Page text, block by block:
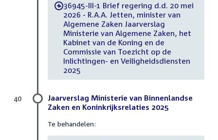
-36945-III-1 Brief regering d.d. 20 mei
2026 - R.A.A. Jetten, minister van
Algemene Zaken Jaarverslag
Ministerie van Algemene Zaken, het
Kabinet van de Koning en de
Commissie van Toezicht op de
Inlichtingen- en Veiligheidsdiensten
2025
Jaarverslag Ministerie van Binnenlandse
Zaken en Koninkrijksrelaties 2025
Te behandelen:
40